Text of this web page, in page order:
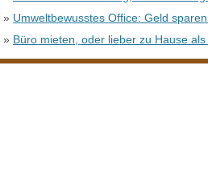
» Umweltbewusstes Office: Geld
» Büro mieten, oder lieber zu Hause